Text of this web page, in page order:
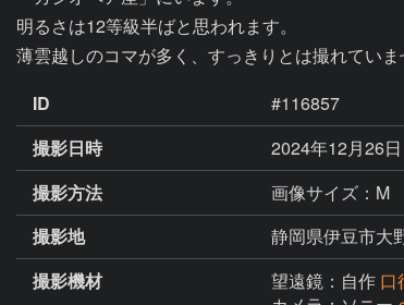
明るさは12等級半ばと思われます。
薄雲越しのコマが多く、すっきりとは撮れていま
ID
#116857
撮影日時
2024年12月26
撮影方法
画像サイズ：
撮影地
静岡県伊豆市大
撮影機材
望遠鏡：自作 口